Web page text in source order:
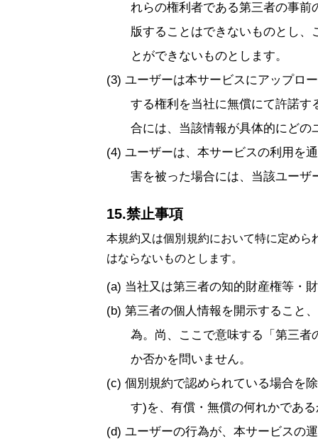
れらの権利者である第三者の事
版することはできないものとし
とができないものとします。
ユーザーは本サービスにアップロ
する権利を当社に無償にて許諾
合には、当該情報が具体的にど
ユーザーは、本サービスの利用を
害を被った場合には、当該ユー
15.禁止事項
本規約又は個別規約において特に定め
はならないものとします。
当社又は第三者の知的財産権等・
第三者の個人情報を開示すること
為。尚、ここで意味する「第三
か否かを問いません。
個別規約で認められている場合を
す)を、有償・無償の何れかであ
ユーザーの行為が、本サービスの